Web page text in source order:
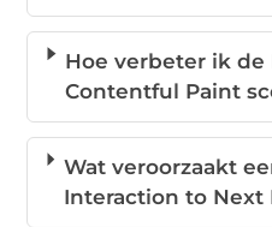
Hoe verbeter ik de
Contentful Paint
Wat veroorzaakt
Interaction to Next